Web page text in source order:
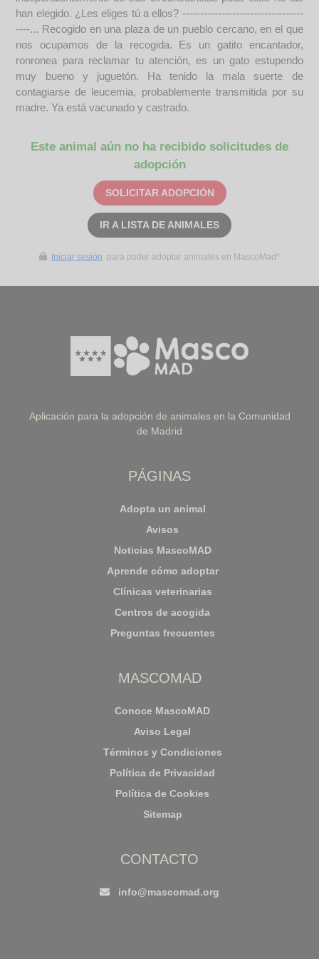
han elegido. ¿Les eliges tú a ellos? ----------------------------------
----... Recogido en una plaza de un pueblo cercano, en el que
nos ocupamos de la recogida. Es un gatito encantador,
ronronea para reclamar tu atención, es un gato estupendo
muy bueno y juguetón. Ha tenido la mala suerte de
contagiarse de leucemia, probablemente transmitida por su
madre. Ya está vacunado y castrado.
Este animal aún no ha recibido solicitudes de
adopción
SOLICITAR ADOPCIÓN
IR A LISTA DE ANIMALES
Iniciar sesión para poder adoptar animales en MascoMad*
Aplicación para la adopción de animales en la Comunidad
de Madrid
PÁGINAS
Adopta un animal
Avisos
Noticias MascoMAD
Aprende cómo adoptar
Clínicas veterinarias
Centros de acogida
Preguntas frecuentes
MASCOMAD
Conoce MascoMAD
Aviso Legal
Términos y Condiciones
Política de Privacidad
Política de Cookies
Sitemap
CONTACTO
info@mascomad.org